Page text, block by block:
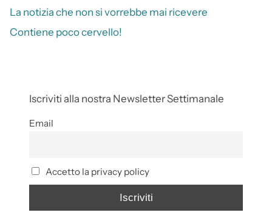
La notizia che non si vorrebbe mai ricevere
Contiene poco cervello!
Iscriviti alla nostra Newsletter Settimanale
Email
Accetto la privacy policy